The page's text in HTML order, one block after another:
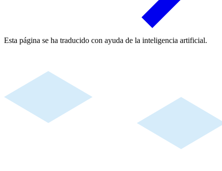
Esta página se ha traducido con ayuda de la inteligencia artificial.